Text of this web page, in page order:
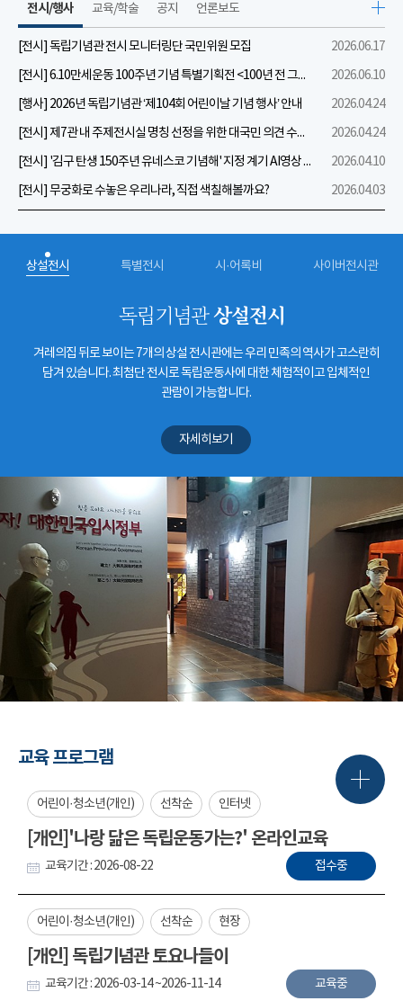
전시/행사
[전시] 독립기념관 전시 모니터링단 국민위원 모집
2026.06.17
[전시] 6.10만세운동 100주년 기념 특별기획전 <100년 전 그날을 보다: 6.10만세운동>
2026.06.10
[행사] 2026년 독립기념관 ‘제104회 어린이날 기념 행사’ 안내
2026.04.24
[전시] 제7관 내 주제전시실 명칭 선정을 위한 대국민 의견 수렴 실시
2026.04.24
[전시] '김구 탄생 150주년 유네스코 기념해' 지정 계기 AI영상 국민공모 개최 안내
2026.04.10
[전시] 무궁화로 수놓은 우리나라, 직접 색칠해볼까요?
2026.04.03
교육/학술 공지 언론보도
상설전시 특별전시 시·어록비 사이버전시관
독립기념관상설전시
겨레의집 뒤로 보이는 7개의 상설 전시관에는 우리 민족의 역사가 고스란히
담겨 있습니다. 최첨단 전시로 독립운동사에 대한 체험적이고 입체적인
관람이 가능합니다.
자세히보기
교육 프로그램
어린이·청소년(개인) 선착순 인터넷
[개인]'나랑 닮은 독립운동가는?' 온라인교육
교육기간 : 2026-08-22 접수중
어린이·청소년(개인) 선착순 현장
[개인] 독립기념관 토요나들이
교육기간 : 2026-03-14 ~2026-11-14 교육중